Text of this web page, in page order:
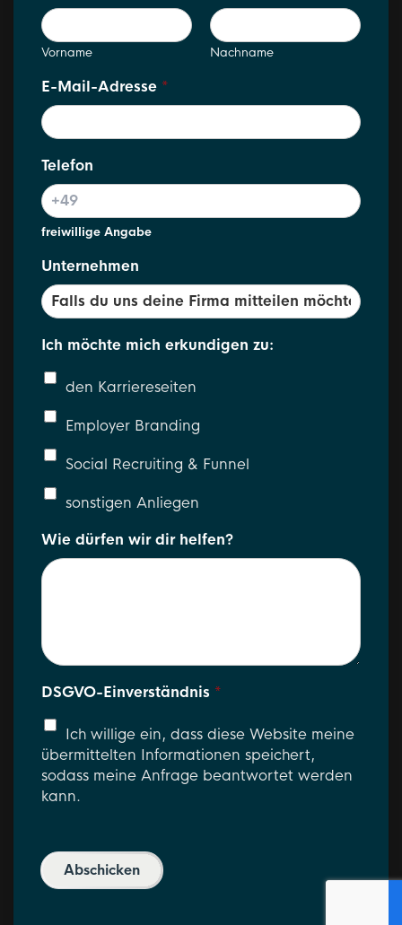
Vorname Nachname
E-Mail-Adresse *
w
i
r
N
a
e
W
i
e
Telefon
freiwillige Angabe
Unternehmen
Ich möchte mich erkundigen zu:
den Karriereseiten
Employer Branding
Social Recruiting & Funnel
sonstigen Anliegen
Wie dürfen wir dir helfen?
DSGVO-Einverständnis *
Ich willige ein, dass diese Website meine
übermittelten Informationen speichert,
sodass meine Anfrage beantwortet werden
kann.
Abschicken